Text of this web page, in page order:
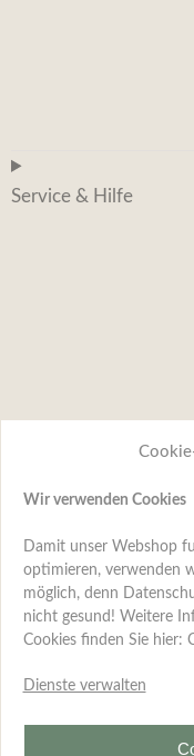
Wir verwenden Cookies
Damit unser Webshop
optimieren, verwenden
möglich, denn
nicht gesund! Weitere
Cookies finden Sie hier:
Dienste verwalten
Service & Hilfe